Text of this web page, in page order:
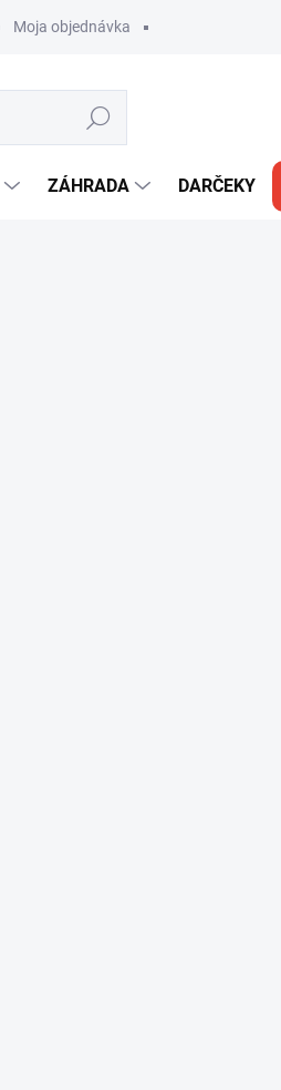
Moja objednávka
Hľadať
ZÁHRADA DARČEKY